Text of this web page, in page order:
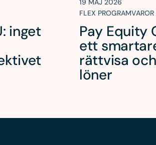
inget
19 MAJ 2026
FLEX PROGRAMVAROR
Pay Equity
ett
rättvisa
löner